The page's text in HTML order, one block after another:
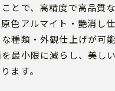
とで、高精度で高品質
色アルマイト・艶消し
種類・外観仕上げが可能
最小限に減らし、美し
ます。